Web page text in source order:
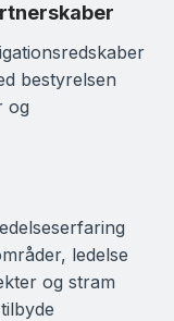
bestyrelsen
og
ledelse
og stram